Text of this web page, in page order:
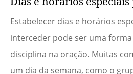
Estabelecer dias e horários
interceder pode ser uma
disciplina na oração. Muitas
um dia da semana, como o